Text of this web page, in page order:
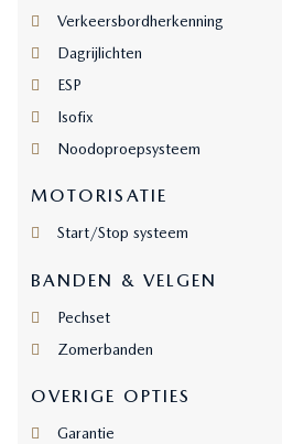
Verkeersbordherkenning
Dagrijlichten
ESP
Isofix
Noodoproepsysteem
MOTORISATIE
Start/Stop systeem
BANDEN & VELGEN
Pechset
Zomerbanden
OVERIGE OPTIES
Garantie